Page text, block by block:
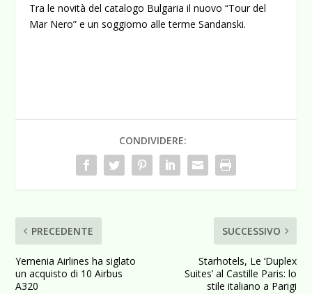
Tra le novità del catalogo Bulgaria il nuovo “Tour del
Mar Nero” e un soggiorno alle terme Sandanski.
CONDIVIDERE:
PRECEDENTE
Yemenia Airlines ha siglato
un acquisto di 10 Airbus
A320
SUCCESSIVO
Starhotels, Le ‘Duplex
Suites’ al Castille Paris: lo
stile italiano a Parigi